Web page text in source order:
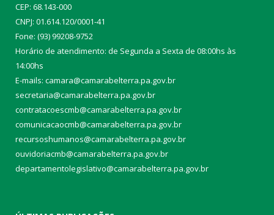
CEP: 68.143-000
CNPJ: 01.614.120/0001-41
Fone: (93) 99208-9752
Horário de atendimento: de Segunda a Sexta de 08:00hs às
14:00hs
E-mails: camara@camarabelterra.pa.gov.br
secretaria@camarabelterra.pa.gov.br
contratacoescmb@camarabelterra.pa.gov.br
comunicacaocmb@camarabelterra.pa.gov.br
recursoshumanos@camarabelterra.pa.gov.br
ouvidoriacmb@camarabelterra.pa.gov.br
departamentolegislativo@camarabelterra.pa.gov.br